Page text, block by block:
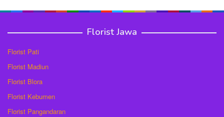
Florist Jawa
Florist Pati
Florist Madiun
Florist Blora
Florist Kebumen
Florist Pangandaran